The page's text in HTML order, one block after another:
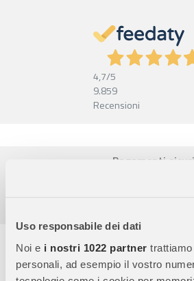
Uso responsabile dei dati
Noi e i nostri 1022 partner
personali, ad esempio il vostro
4,7/5
9.859
Recensioni
Pagamenti sicuri
Descrizione completa
Una nuova grafica di copertina per il